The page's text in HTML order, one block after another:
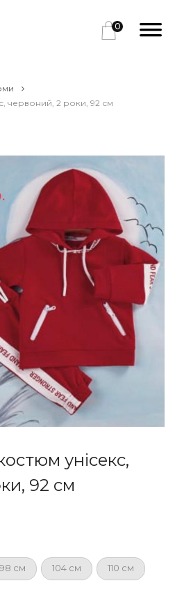
0
червоний, 2 роки, 92 см
унісекс,
92 см
98 см 104 см 110 см